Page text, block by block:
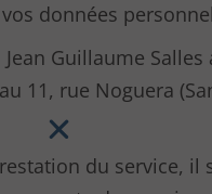
données
Guillaume
11, rue Noguera
du service, il